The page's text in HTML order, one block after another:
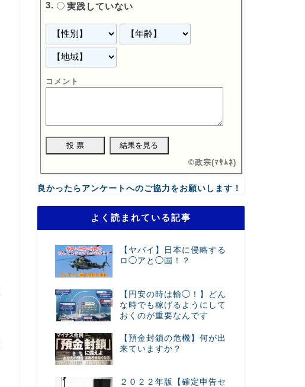
実践していない
コメント
©政宗(ﾏｻﾑﾈ)
良かったらアンケートへのご協力をお願いします！
よく読まれている記事
【ヤバイ】日本に侵略する
ロ◯アと◯国！？
【円安の時は輸◯！】どん
な時でも稼げるようにして
おくのが重要なんです
【預金封鎖の危機】何が出
来ていますか？
２０２２年版【確定申告セ